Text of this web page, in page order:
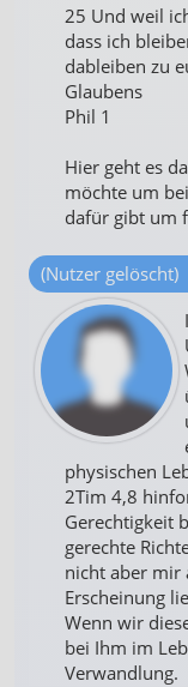
25 Und weil
dass ich
dableiben zu
Glaubens
Phil 1
Hier geht es
möchte um
dafür gibt um
(Nutzer gelöscht)
physischen
2Tim 4,8
Gerechtigkeit
gerechte
nicht aber mir
Erscheinung
Wenn wir
bei Ihm im
Verwandlung.